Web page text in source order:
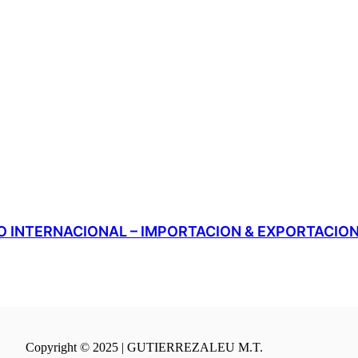
INTERNACIONAL – IMPORTACION &
Copyright © 2025 | GUTIERREZALEU M.T.